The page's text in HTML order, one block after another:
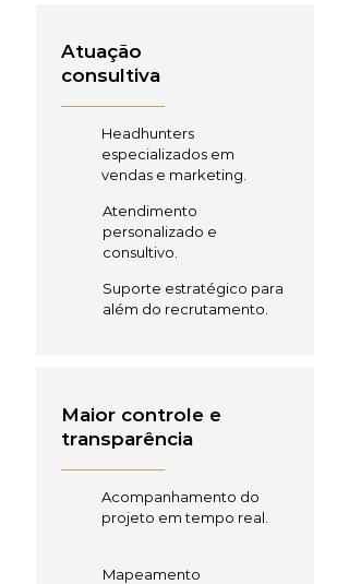
Atuação
consultiva
Headhunters
especializados em
vendas e marketing.
Atendimento
personalizado e
consultivo.
Suporte estratégico para
além do recrutamento.
Maior controle e
transparência
Acompanhamento do
projeto em tempo real.
Mapeamento